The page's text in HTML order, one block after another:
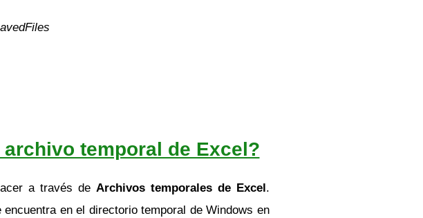
temporal de Excel?
a través de Archivos temporales de Excel.
en el directorio temporal de Windows en